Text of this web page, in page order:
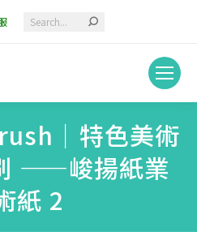
Search:
｜特色美術
——峻揚紙業
紙 2